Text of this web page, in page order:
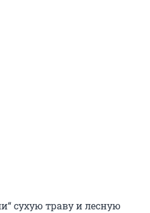
сухую траву и лесную